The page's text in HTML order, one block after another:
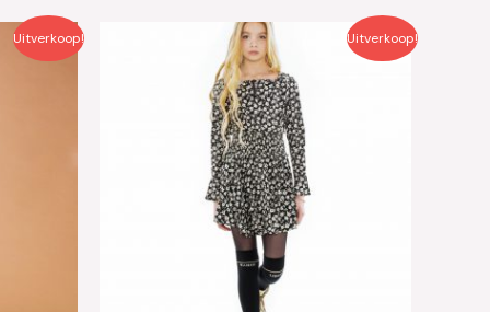
Uitverkoop! Uitverkoop!
Oorspronkelijke
€39.95.
Huidige
prijs
is:
€20.00.